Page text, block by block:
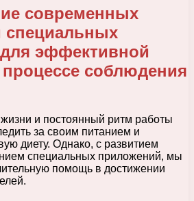
современных
специальных
эффективной
соблюдения
и постоянный ритм работы
за своим питанием и
диету. Однако, с развитием
специальных приложений, мы
помощь в достижении